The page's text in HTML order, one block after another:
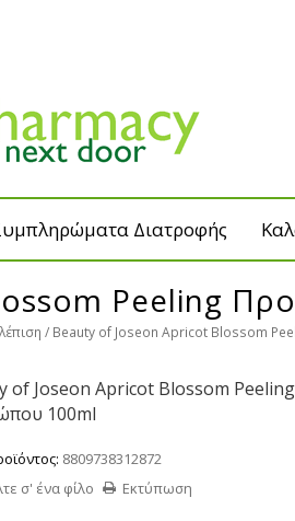
Διατροφής
Peeling
Beauty of Joseon Apricot Blossom
of Joseon Apricot Blossom Peeling
100ml
8809738312872
Εκτύπωση
σ' ένα φίλο